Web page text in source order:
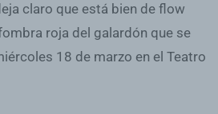
claro que está bien de flow
roja del galardón que se
18 de marzo en el Teatro